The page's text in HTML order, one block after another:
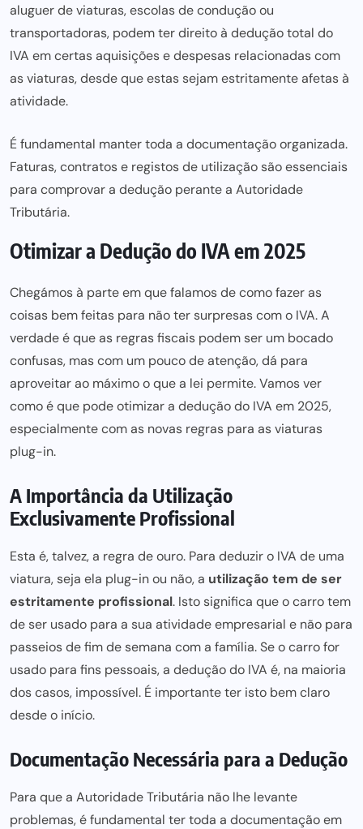
aluguer de viaturas, escolas de condução ou
transportadoras, podem ter direito à dedução total do
IVA em certas aquisições e despesas relacionadas com
as viaturas, desde que estas sejam estritamente afetas à
atividade.
É fundamental manter toda a documentação organizada.
Faturas, contratos e registos de utilização são essenciais
para comprovar a dedução perante a Autoridade
Tributária.
Otimizar a Dedução do IVA em 2025
Chegámos à parte em que falamos de como fazer as
coisas bem feitas para não ter surpresas com o IVA. A
verdade é que as regras fiscais podem ser um bocado
confusas, mas com um pouco de atenção, dá para
aproveitar ao máximo o que a lei permite. Vamos ver
como é que pode otimizar a dedução do IVA em 2025,
especialmente com as novas regras para as viaturas
plug-in.
A Importância da Utilização
Exclusivamente Profissional
Esta é, talvez, a regra de ouro. Para deduzir o IVA de uma
viatura, seja ela plug-in ou não, a utilização tem de ser
estritamente profissional. Isto significa que o carro tem
de ser usado para a sua atividade empresarial e não para
passeios de fim de semana com a família. Se o carro for
usado para fins pessoais, a dedução do IVA é, na maioria
dos casos, impossível. É importante ter isto bem claro
desde o início.
Documentação Necessária para a Dedução
Para que a Autoridade Tributária não lhe levante
problemas, é fundamental ter toda a documentação em